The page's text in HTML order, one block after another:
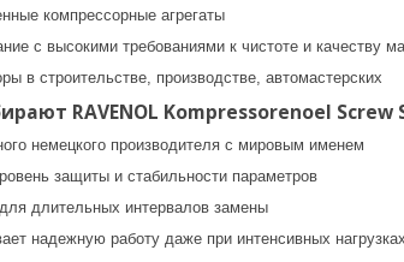
компрессорные агрегаты
с высокими требованиями к чистоте и качеству
в строительстве, производстве, автомастерских
RAVENOL Kompressorenoel Screw
немецкого производителя с мировым именем
защиты и стабильности параметров
длительных интервалов замены
надежную работу даже при интенсивных нагрузках